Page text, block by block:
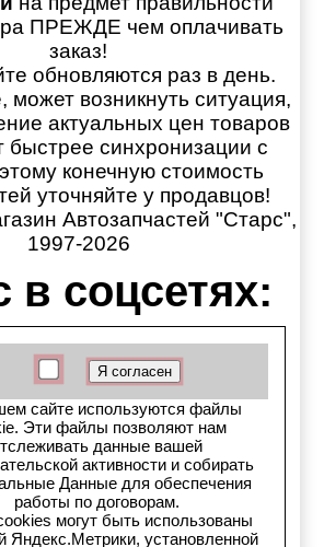
ПРЕЖДЕ чем оплачивать
заказ!
обновляются раз в день.
возникнуть ситуация,
актуальных цен товаров
быстрее синхронизации с
конечную стоимость
уточняйте у продавцов!
Автозапчастей "Старс",
1997-2026
в соцсетях:
вКонтакте
Старс в YouTube
канал
на Drom.ru
в auto.ru
сайте используются файлы
Эти файлы позволяют нам
данные вашей
активности и собирать
Данные для обеспечения
работы по договорам.
могут быть использованы
Яндекс.Метрики, установленной